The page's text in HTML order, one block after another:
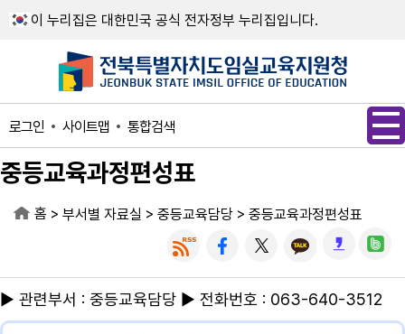
이 누리집은 대한민국 공식 전자정부 누리집입니다.
로그인 사이트맵 통합검색
중등교육과정편성표
홈 > 부서별 자료실 > 중등교육담당 > 중등교육과정편성표
▶ 관련부서 : 중등교육담당 ▶ 전화번호 : 063-640-3512